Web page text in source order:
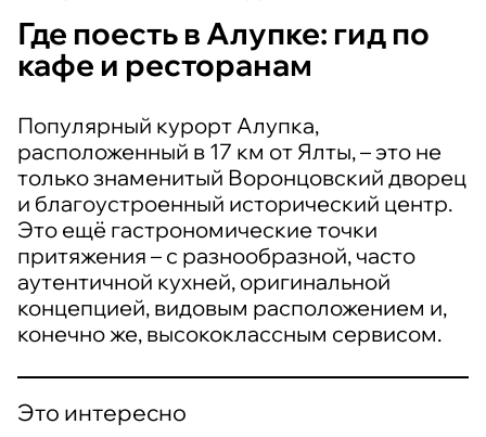
Где поесть в Алупке: гид по
кафе и ресторанам
Популярный курорт Алупка,
расположенный в 17 км от Ялты, – это не
только знаменитый Воронцовский дворец
и благоустроенный исторический центр.
Это ещё гастрономические точки
притяжения – с разнообразной, часто
аутентичной кухней, оригинальной
концепцией, видовым расположением и,
конечно же, высококлассным сервисом.
Это интересно